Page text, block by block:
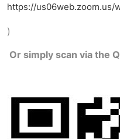
https://us06web.zoom.us/
)
Or simply scan via the